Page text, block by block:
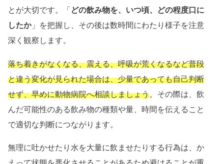
とが大切です。「どの飲み物を、いつ頃、どの程度口に
したか」を把握し、その後は数時間にわたり様子を注意
深く観察します。
落ち着きがなくなる、震える、呼吸が荒くなるなど普段
と違う変化が見られた場合は、少量であっても自己判断
せず、早めに動物病院へ相談しましょう。その際は、飲
んだ可能性のある飲み物の種類や量、時間を伝えること
で適切な判断につながります。
無理に吐かせたり水を大量に飲ませたりする行為は、か